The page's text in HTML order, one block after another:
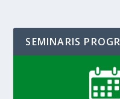
SEMINARIS